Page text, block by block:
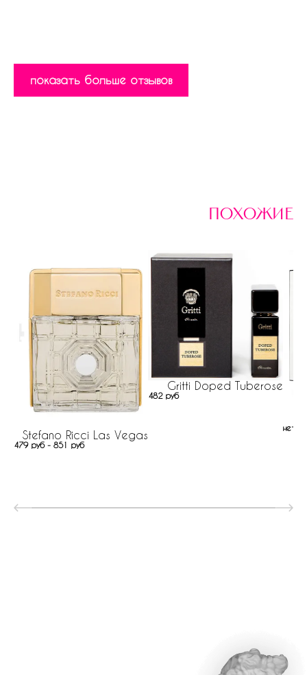
показать больше отзывов
похожие
Stefano Ricci Las Vegas
479 руб - 851 руб
Gritti Doped Tuberose
482 руб
нет